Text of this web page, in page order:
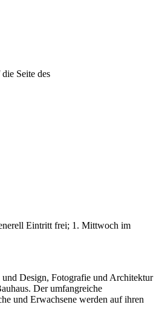
Seite des
Eintritt frei; 1. Mittwoch im
Design, Fotografie und Architektur
Der umfangreiche
und Erwachsene werden auf ihren